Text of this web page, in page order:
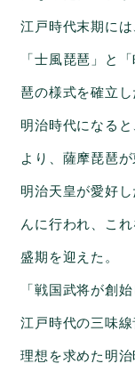
江戸時代末期に
「士風琵琶」と
琶の様式を確立し
明治時代になる
より、 薩摩琵琶が
明治天皇が愛好
んに行われ、 こ
盛期を迎えた。
「戦国武将が創
江戸時代の三味
理想を求めた明